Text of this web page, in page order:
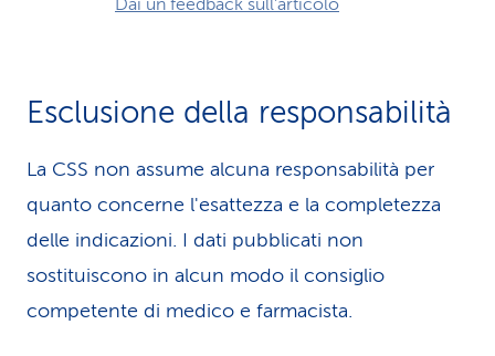
Dai un feedback sull'articolo
Esclusione della responsabilità
La CSS non assume alcuna re­spons­abilità per
quanto concerne l'esattezza e la completezza
delle indicazioni. I dati pubblicati non
sostituiscono in alcun modo il consiglio
competente di medico e farmacista.